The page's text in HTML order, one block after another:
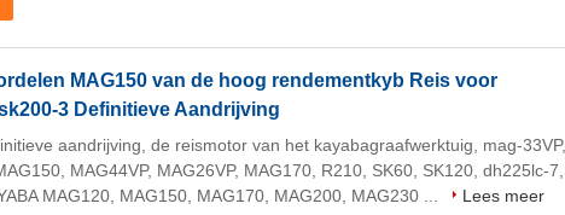
MAG150 van de hoog rendementkyb Reis voor
3 Definitieve Aandrijving
aandrijving, de reismotor van het kayabagraafwerktuig, mag-33VP,
MAG44VP, MAG26VP, MAG170, R210, SK60, SK120, dh225lc-7,
MAG120, MAG150, MAG170, MAG200, MAG230 ...
Lees meer